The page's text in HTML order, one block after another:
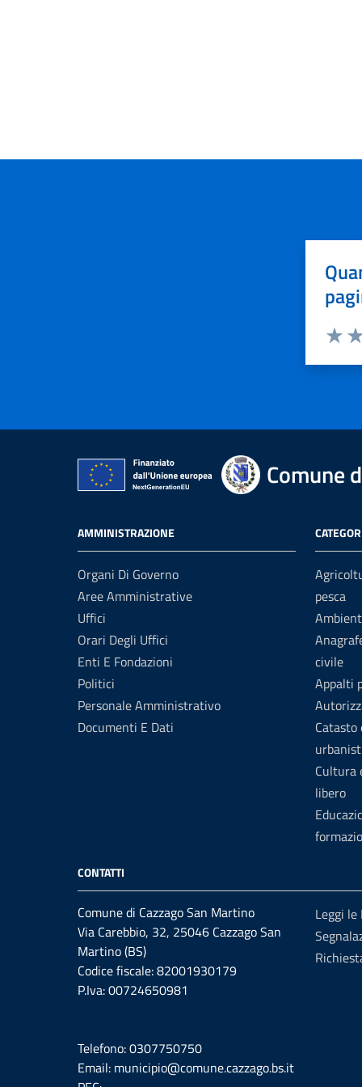
Comune
AMMINISTRAZIONE
Organi Di Governo
Aree Amministrative
Uffici
Orari Degli Uffici
Enti E Fondazioni
Politici
Personale Amministrativo
Documenti E Dati
pesca
civile
Appalti
Catasto
Cultura
libero
CONTATTI
Comune di Cazzago San Martino
Via Carebbio, 32, 25046 Cazzago San
Martino (BS)
Codice fiscale: 82001930179
P.Iva: 00724650981
Telefono: 0307750750
Email: municipio@comune.cazzago.bs.it
Leggi le